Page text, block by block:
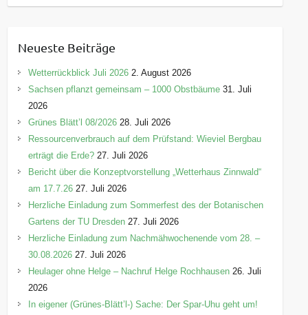
a
g
o
r
e
n
Neueste Beiträge
Wetterrückblick Juli 2026 2. August 2026
Sachsen pflanzt gemeinsam – 1000 Obstbäume 31. Juli
2026
Grünes Blätt’l 08/2026 28. Juli 2026
Ressourcenverbrauch auf dem Prüfstand: Wieviel Bergbau
erträgt die Erde? 27. Juli 2026
Bericht über die Konzeptvorstellung „Wetterhaus Zinnwald“
am 17.7.26 27. Juli 2026
Herzliche Einladung zum Sommerfest des der Botanischen
Gartens der TU Dresden 27. Juli 2026
Herzliche Einladung zum Nachmähwochenende vom 28. –
30.08.2026 27. Juli 2026
Heulager ohne Helge – Nachruf Helge Rochhausen 26. Juli
2026
In eigener (Grünes-Blätt’l-) Sache: Der Spar-Uhu geht um!